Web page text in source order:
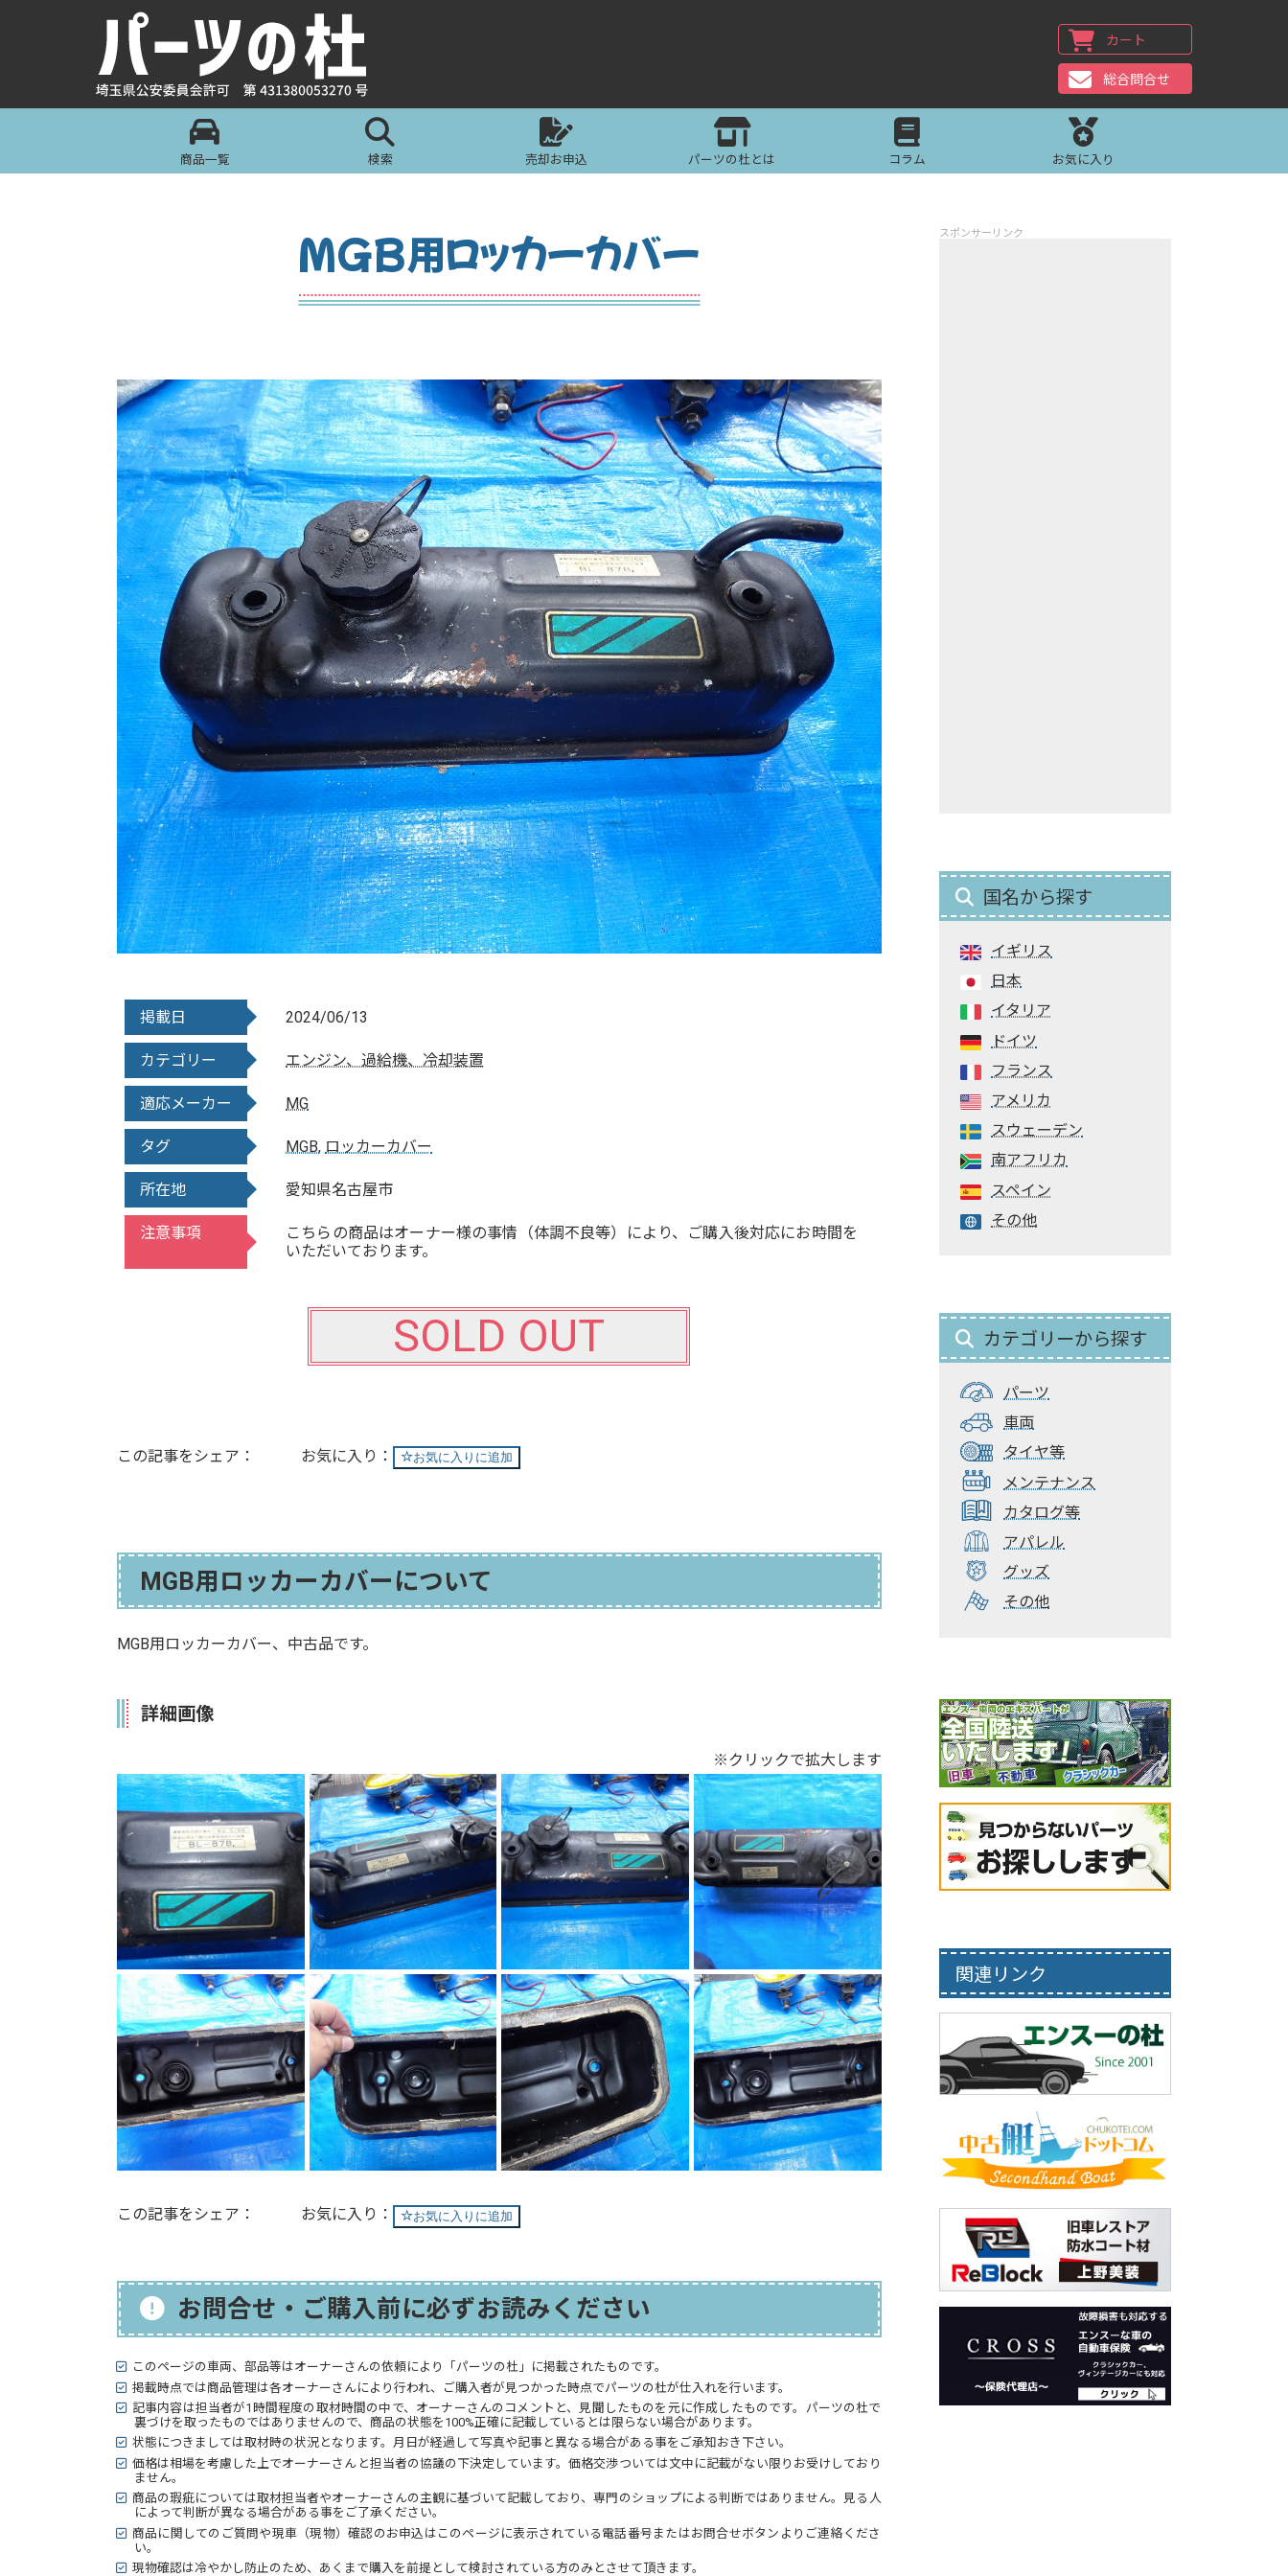
カート
総合問合せ
商品一覧 検索 売却お申込 パーツの杜とは コラム お気に入り
MGB用ロッカーカバー
掲載日 2024/06/13
カテゴリー エンジン、過給機、冷却装置
適応メーカー MG
タグ MGB, ロッカーカバー
所在地 愛知県名古屋市
注意事項
こちらの商品はオーナー様の事情（体調不良等）により、ご購入後対応にお時間を
いただいております。
SOLD OUT
この記事をシェア： お気に入りに追加
MGB用ロッカーカバーについて
MGB用ロッカーカバー、中古品です。
詳細画像
※クリックで拡大します
お気に入りに追加
この記事をシェア：
お問合せ・ご購入前に必ずお読みください
このページの車両、部品等はオーナーさんの依頼により「パーツの杜」に掲載されたものです。
掲載時点では商品管理は各オーナーさんにより行われ、ご購入者が見つかった時点でパーツの杜が仕入れを行います。
記事内容は担当者が1時間程度の取材時間の中で、オーナーさんのコメントと、見聞したものを元に作成したものです。パーツの杜で
裏づけを取ったものではありませんので、商品の状態を100%正確に記載しているとは限らない場合があります。
状態につきましては取材時の状況となります。月日が経過して写真や記事と異なる場合がある事をご承知おき下さい。
価格は相場を考慮した上でオーナーさんと担当者の協議の下決定しています。価格交渉ついては文中に記載がない限りお受けしており
ません。
商品の瑕疵については取材担当者やオーナーさんの主観に基づいて記載しており、専門のショップによる判断ではありません。見る人
によって判断が異なる場合がある事をご了承ください。
商品に関してのご質問や現車（現物）確認のお申込はこのページに表示されている電話番号またはお問合せボタンよりご連絡くださ
い。
現物確認は冷やかし防止のため、あくまで購入を前提として検討されている方のみとさせて頂きます。
スポンサーリンク
国名から探す
イギリス
日本
イタリア
ドイツ
フランス
アメリカ
スウェーデン
南アフリカ
スペイン
その他
カテゴリーから探す
パーツ
車両
タイヤ等
メンテナンス
カタログ等
アパレル
グッズ
その他
関連リンク